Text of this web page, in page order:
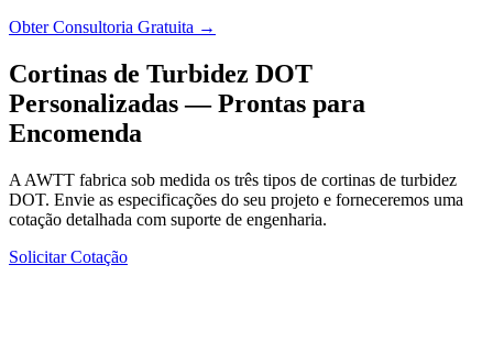
Obter Consultoria Gratuita →
Cortinas de Turbidez DOT
Personalizadas — Prontas para
Encomenda
A AWTT fabrica sob medida os três tipos de cortinas de turbidez
DOT. Envie as especificações do seu projeto e forneceremos uma
cotação detalhada com suporte de engenharia.
Solicitar Cotação